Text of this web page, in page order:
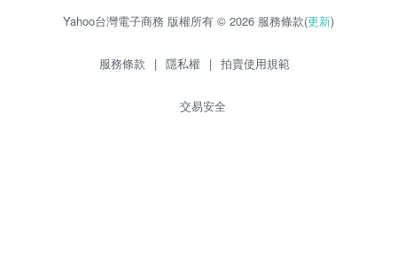
Yahoo台灣電子商務 版權所有 © 2026 服務條款(更新)
服務條款 | 隱私權 | 拍賣使用規範
交易安全